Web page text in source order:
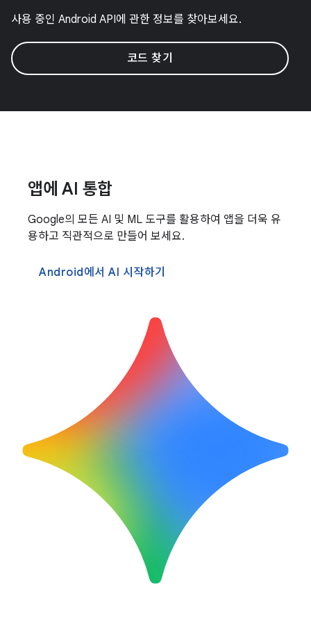
사용 중인 Android API에 관한 정보를 찾아보세요.
코드 찾기
앱에 AI 통합
Google의 모든 AI 및 ML 도구를 활용하여 앱을 더욱 유
용하고 직관적으로 만들어 보세요.
Android에서 AI 시작하기